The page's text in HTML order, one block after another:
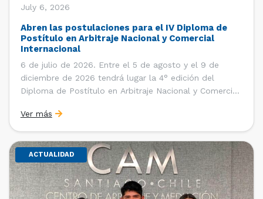
July 6, 2026
Abren las postulaciones para el IV Diploma de
Postítulo en Arbitraje Nacional y Comercial
Internacional
6 de julio de 2026. Entre el 5 de agosto y el 9 de
diciembre de 2026 tendrá lugar la 4° edición del
Diploma de Postítulo en Arbitraje Nacional y Comercial
Derecho Internacional de la Facultad de Derecho de la
Universidad de Chile y […]
Ver más
ACTUALIDAD